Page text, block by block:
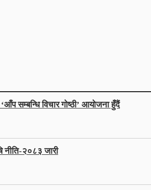
सम्बन्धि विचार गोष्ठी’ आयोजना हुँदैं
नीति-२०८३ जारी